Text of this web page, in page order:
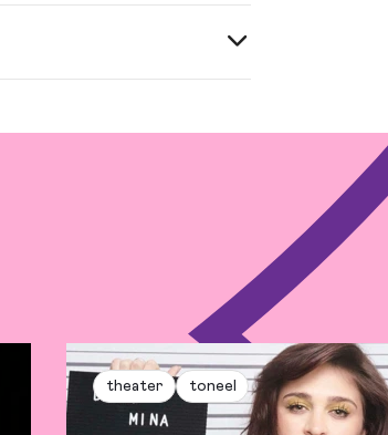
theater toneel